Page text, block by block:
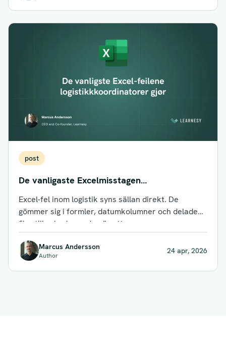
post
De vanligaste Excelmisstagen
logistiksamordnare gör
Excel-fel inom logistik syns sällan direkt. De
gömmer sig i formler, datumkolumner och delade
filer tills skadan redan är ett...
Marcus Andersson
Author
24 apr, 2026